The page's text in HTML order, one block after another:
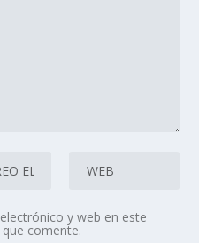
y web en este
comente.